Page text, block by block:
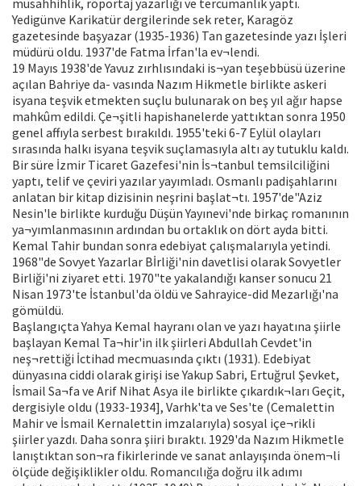
musahhihlik, röportaj yazarlığı ve tercümanlık yaptı.
Yedigünve Karikatür dergilerinde sek reter, Karagöz
gazetesinde başyazar (1935-1936) Tan gazetesinde yazı İşleri
müdürü oldu. 1937'de Fatma İrfan'la ev¬lendi.
19 Mayıs 1938'de Yavuz zırhlısındaki is¬yan teşebbüsü üzerine
açılan Bahriye da- vasında Nazım Hikmetle birlikte askeri
isyana teşvik etmekten suçlu bulunarak on beş yıl ağır hapse
mahkûm edildi. Çe¬şitli hapishanelerde yattıktan sonra 1950
genel affıyla serbest bırakıldı. 1955'teki 6-7 Eylül olayları
sırasında halkı isyana teşvik suçlamasıyla altı ay tutuklu kaldı.
Bir süre İzmir Ticaret Gazefesi'nin İs¬tanbul temsilciliğini
yaptı, telif ve çeviri yazılar yayımladı. Osmanlı padişahlarını
anlatan bir kitap dizisinin neşrini başlat¬tı. 1957'de"Aziz
Nesin'le birlikte kurduğu Düşün Yayınevi'nde birkaç romanının
ya¬yımlanmasının ardından bu ortaklık on dört ayda bitti.
Kemal Tahir bundan sonra edebiyat çalışmalarıyla yetindi.
1968"de Sovyet Yazarlar Bİrliği'nin davetlisi olarak Sovyetler
Birliği'ni ziyaret etti. 1970"te yakalandığı kanser sonucu 21
Nisan 1973'te İstanbul'da öldü ve Sahrayice-did Mezarlığı'na
gömüldü.
Başlangıçta Yahya Kemal hayranı olan ve yazı hayatına şiirle
başlayan Kemal Ta¬hir'in ilk şiirleri Abdullah Cevdet'in
neş¬rettiği İctihad mecmuasında çıktı (1931). Edebiyat
dünyasına ciddi olarak girişi ise Yakup Sabri, Ertuğrul Şevket,
İsmail Sa¬fa ve Arif Nihat Asya ile birlikte çıkardık¬ları Geçit,
dergisiyle oldu (1933-1934], Varhk'ta ve Ses'te (Cemalettin
Mahir ve İsmail Kernalettin imzalarıyla) sosyal içe¬rikli
şiirler yazdı. Daha sonra şiiri bıraktı. 1929'da Nazım Hikmetle
lanıştıktan son¬ra fikirlerinde ve sanat anlayışında önem¬li
ölçüde değişiklikler oldu. Romancılığa doğru ilk adımı